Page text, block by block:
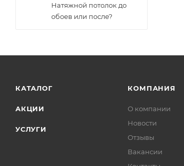
Натяжной потолок до
обоев или после?
КАТАЛОГ
АКЦИИ
УСЛУГИ
КОМПАНИЯ
О компании
Новости
Отзывы
Вакансии